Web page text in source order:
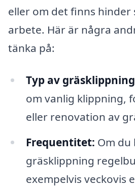
eller om det finns hinder
arbete. Här är några
tänka på:
Typ av
om vanlig klippning,
eller renovation av
Frequentitet: Om du
gräsklippning
exempelvis veckovis